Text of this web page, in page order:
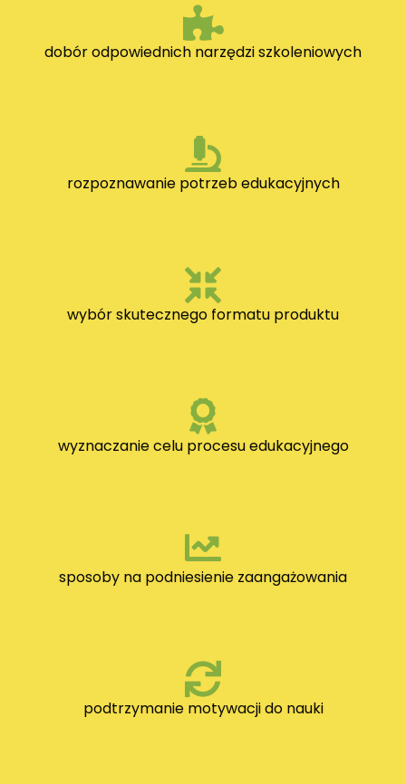
dobór odpowiednich narzędzi szkoleniowych
rozpoznawanie potrzeb edukacyjnych
wybór skutecznego formatu produktu
wyznaczanie celu procesu edukacyjnego
sposoby na podniesienie zaangażowania
podtrzymanie motywacji do nauki